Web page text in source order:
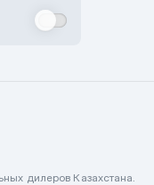
дилеров Казахстана.